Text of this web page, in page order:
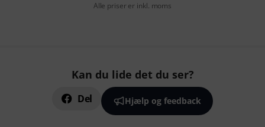
Alle priser er inkl. moms
Kan du lide det du ser?
Del Hjælp og feedback